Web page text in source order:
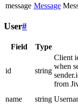
message Message
User#
Field Type
id string
Client
when
from
name string